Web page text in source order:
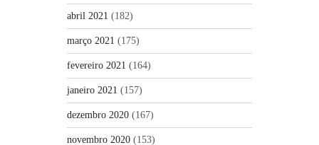
abril 2021 (182)
março 2021 (175)
fevereiro 2021 (164)
janeiro 2021 (157)
dezembro 2020 (167)
novembro 2020 (153)